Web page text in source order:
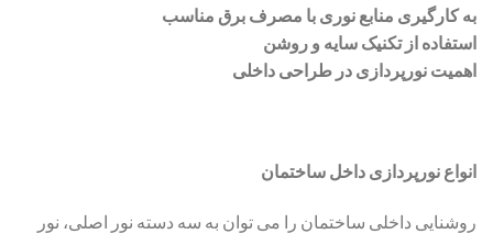
به‌ کارگیری منابع نوری با ‌مصرف برق مناسب
استفاده از تکنیک سایه و روشن
اهمیت نورپردازی در طراحی داخلی
انواع نورپردازی داخل ساختمان
روشنایی داخلی ساختمان را می توان به سه دسته نور اصلی، نور